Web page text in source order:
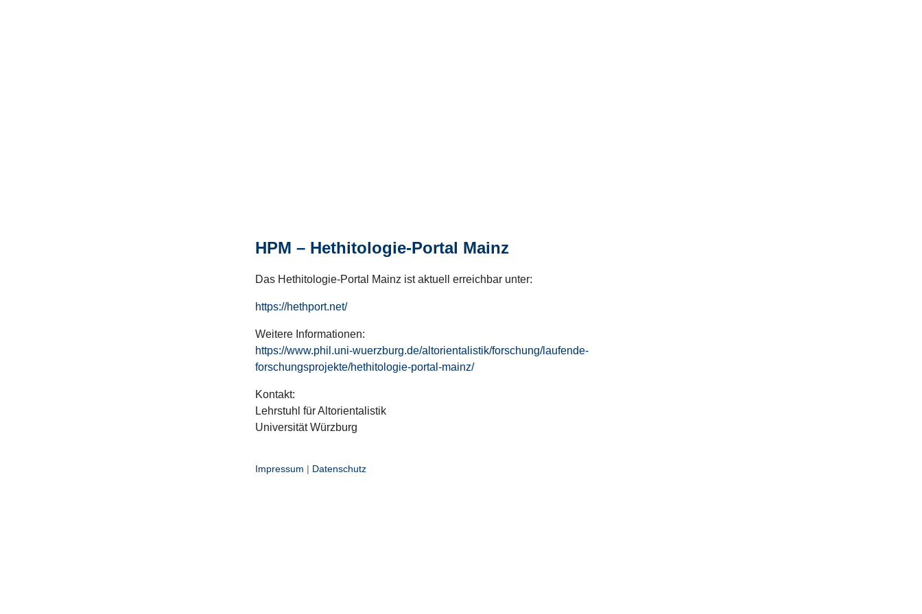
HPM – Hethitologie-Portal Mainz
Das Hethitologie-Portal Mainz ist aktuell erreichbar unter:
https://hethport.net/
Weitere Informationen:
https://www.phil.uni-wuerzburg.de/altorientalistik/forschung/laufende-
forschungsprojekte/hethitologie-portal-mainz/
Kontakt:
Lehrstuhl für Altorientalistik
Universität Würzburg
Impressum | Datenschutz